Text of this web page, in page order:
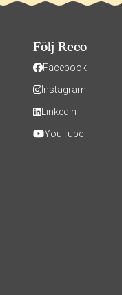
Följ Reco
Facebook
Instagram
LinkedIn
YouTube